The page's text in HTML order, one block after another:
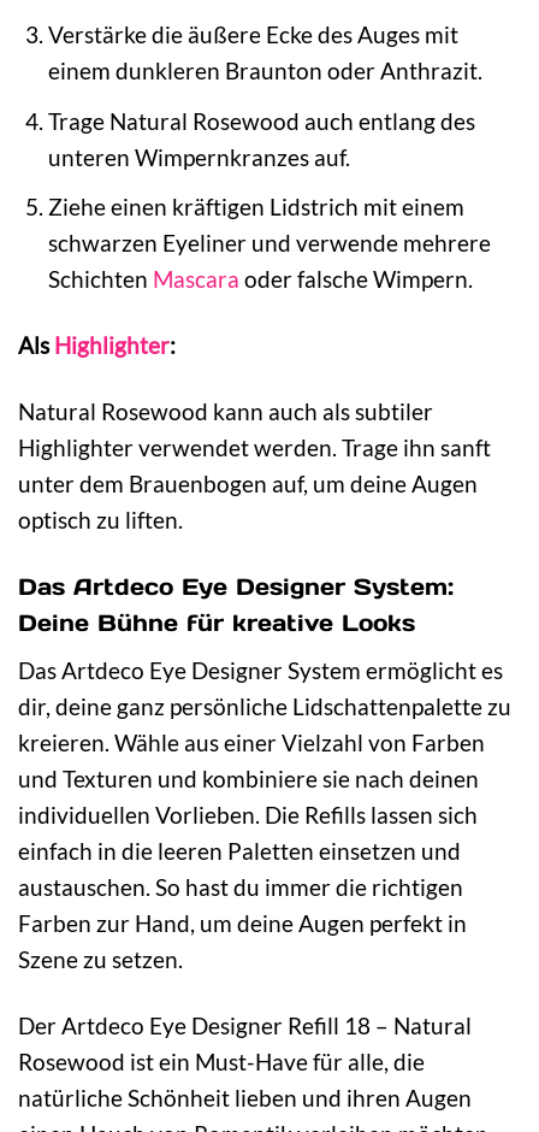
Verstärke die äußere Ecke des Auges mit
einem dunkleren Braunton oder Anthrazit.
Trage Natural Rosewood auch entlang des
unteren Wimpernkranzes auf.
Ziehe einen kräftigen Lidstrich mit einem
schwarzen Eyeliner und verwende mehrere
Schichten Mascara oder falsche Wimpern.
AlsHighlighter:
Natural Rosewood kann auch als subtiler
Highlighter verwendet werden. Trage ihn sanft
unter dem Brauenbogen auf, um deine Augen
optisch zu liften.
Das Artdeco Eye Designer System:
Deine Bühne für kreative Looks
Das Artdeco Eye Designer System ermöglicht es
dir, deine ganz persönliche Lidschattenpalette zu
kreieren. Wähle aus einer Vielzahl von Farben
und Texturen und kombiniere sie nach deinen
individuellen Vorlieben. Die Refills lassen sich
einfach in die leeren Paletten einsetzen und
austauschen. So hast du immer die richtigen
Farben zur Hand, um deine Augen perfekt in
Szene zu setzen.
Der Artdeco Eye Designer Refill 18 – Natural
Rosewood ist ein Must-Have für alle, die
natürliche Schönheit lieben und ihren Augen